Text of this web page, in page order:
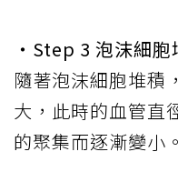
‧Step 3 泡沫細胞
隨著泡沫細胞堆積
大，此時的血管直
的聚集而逐漸變小。